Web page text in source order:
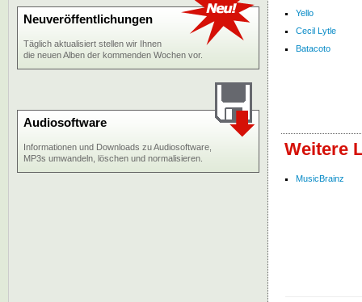
Yello
Cecil Lytle
Batacoto
Weitere
MusicBrainz
Neuveröffentlichungen
Täglich aktualisiert stellen wir Ihnen
die neuen Alben der kommenden Wochen vor.
Audiosoftware
Informationen und Downloads zu Audiosoftware,
MP3s umwandeln, löschen und normalisieren.